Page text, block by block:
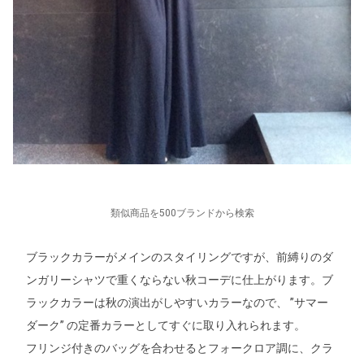
類似商品を500ブランドから検索
ブラックカラーがメインのスタイリングですが、前縛りのダ
ンガリーシャツで重くならない秋コーデに仕上がります。ブ
ラックカラーは秋の演出がしやすいカラーなので、 ”サマー
ダーク” の定番カラーとしてすぐに取り入れられます。
フリンジ付きのバッグを合わせるとフォークロア調に、クラ